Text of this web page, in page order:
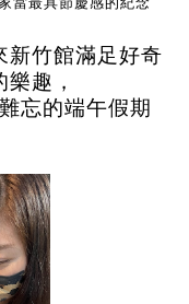
新竹館滿足好奇
趣，
忘的端午假期